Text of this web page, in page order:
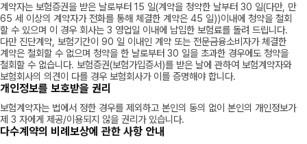
계약자는 보험증권을 받은 날로부터 15 일(계약을 청약한 날부터 30 일(다만, 만
65 세 이상의 계약자가 전화를 통해 체결한 계약은 45 일))이내에 청약을 철회
할 수 있으며 이 경우 회사는 3 영업일 이내에 납입한 보험료를 돌려 드립니다.
다만 진단계약, 보험기간이 90 일 이내인 계약 또는 전문금융소비자가 체결한
계약은 철회할 수 없으며 청약을 한 날로부터 30 일을 초과한 경우에도 청약을
철회할 수 없습니다. 보험증권(보험가입증서)를 받은 날에 관하여 보험계약자와
보험회사의 의견이 다를 경우 보험회사가 이를 증명해야 합니다.
개인정보를 보호받을 권리
보험계약자는 법에서 정한 경우를 제외하고 본인의 동의 없이 본인의 개인정보가
제 3 자에게 제공/이용되지 않을 권리가 있습니다.
다수계약의 비례보상에 관한 사항 안내